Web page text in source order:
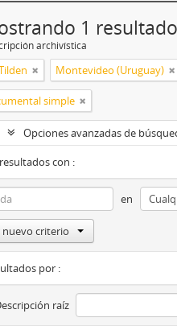
1
archivística
Montevideo (Uruguay)
simple
Opciones avanzadas de
con :
en
nuevo criterio
por :
raíz